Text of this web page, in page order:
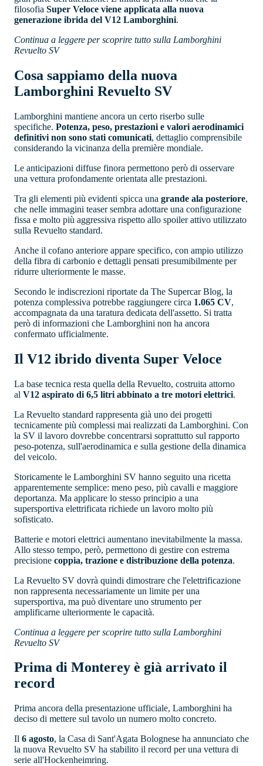
filosofia Super Veloce viene applicata alla nuova
generazione ibrida del V12 Lamborghini.
Continua a leggere per scoprire tutto sulla Lamborghini
Revuelto SV
Cosa sappiamo della nuova
Lamborghini Revuelto SV
Lamborghini mantiene ancora un certo riserbo sulle
specifiche. Potenza, peso, prestazioni e valori aerodinamici
definitivi non sono stati comunicati, dettaglio comprensibile
considerando la vicinanza della première mondiale.
Le anticipazioni diffuse finora permettono però di osservare
una vettura profondamente orientata alle prestazioni.
Tra gli elementi più evidenti spicca una grande ala posteriore,
che nelle immagini teaser sembra adottare una configurazione
fissa e molto più aggressiva rispetto allo spoiler attivo utilizzato
sulla Revuelto standard.
Anche il cofano anteriore appare specifico, con ampio utilizzo
della fibra di carbonio e dettagli pensati presumibilmente per
ridurre ulteriormente le masse.
Secondo le indiscrezioni riportate da The Supercar Blog, la
potenza complessiva potrebbe raggiungere circa 1.065 CV,
accompagnata da una taratura dedicata dell'assetto. Si tratta
però di informazioni che Lamborghini non ha ancora
confermato ufficialmente.
Il V12 ibrido diventa Super Veloce
La base tecnica resta quella della Revuelto, costruita attorno
al V12 aspirato di 6,5 litri abbinato a tre motori elettrici.
La Revuelto standard rappresenta già uno dei progetti
tecnicamente più complessi mai realizzati da Lamborghini. Con
la SV il lavoro dovrebbe concentrarsi soprattutto sul rapporto
peso-potenza, sull'aerodinamica e sulla gestione della dinamica
del veicolo.
Storicamente le Lamborghini SV hanno seguito una ricetta
apparentemente semplice: meno peso, più cavalli e maggiore
deportanza. Ma applicare lo stesso principio a una
supersportiva elettrificata richiede un lavoro molto più
sofisticato.
Batterie e motori elettrici aumentano inevitabilmente la massa.
Allo stesso tempo, però, permettono di gestire con estrema
precisione coppia, trazione e distribuzione della potenza.
La Revuelto SV dovrà quindi dimostrare che l'elettrificazione
non rappresenta necessariamente un limite per una
supersportiva, ma può diventare uno strumento per
amplificarne ulteriormente le capacità.
Continua a leggere per scoprire tutto sulla Lamborghini
Revuelto SV
Prima di Monterey è già arrivato il
record
Prima ancora della presentazione ufficiale, Lamborghini ha
deciso di mettere sul tavolo un numero molto concreto.
Il 6 agosto, la Casa di Sant'Agata Bolognese ha annunciato che
la nuova Revuelto SV ha stabilito il record per una vettura di
serie all'Hockenheimring.